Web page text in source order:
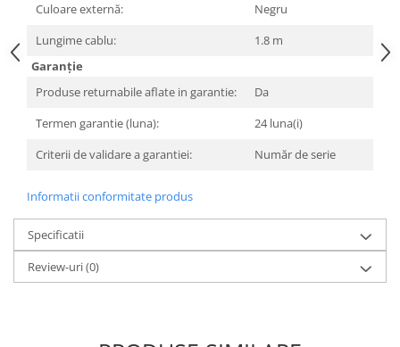
Culoare externă:
Negru
Lungime cablu:
1.8 m
Garanție
Produse returnabile aflate in garantie:
Da
Termen garantie (luna):
24 luna(i)
Criterii de validare a garantiei:
Număr de serie
Informatii conformitate produs
Specificatii
Review-uri(0)